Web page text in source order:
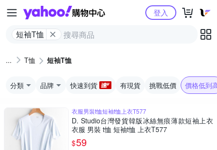
Yahoo購物中心
短袖T恤
登入
T恤 短袖T恤
分類 品牌 快速到貨 有現貨 挑戰低價 價格低到
衣服男裝t恤短袖t恤上衣T577
D. Studio台灣發貨韓版冰絲無痕薄款短袖上衣
衣服 男裝 t恤 短袖t恤 上衣T577
$59